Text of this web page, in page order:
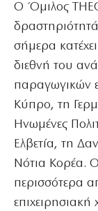
Ο Όμιλος
σήμερα
διεθνή του
παραγωγικών
Κύπρο, τη
Ηνωμένες
Ελβετία, τη
Νότια Κορέα.
περισσότερα